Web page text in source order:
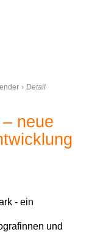
Detail
neue
- ein
und